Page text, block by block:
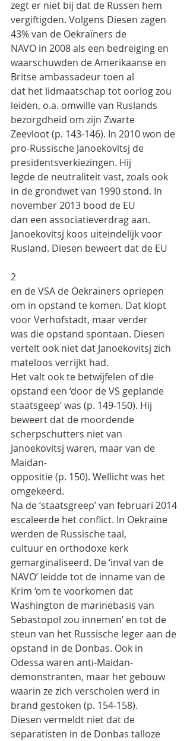
zegt er niet bij dat de Russen hem
vergiftigden. Volgens Diesen zagen
43% van de Oekraïners de
NAVO in 2008 als een bedreiging en
waarschuwden de Amerikaanse en
Britse ambassadeur toen al
dat het lidmaatschap tot oorlog zou
leiden, o.a. omwille van Ruslands
bezorgdheid om zijn Zwarte
Zeevloot (p. 143-146). In 2010 won de
pro-Russische Janoekovitsj de
presidentsverkiezingen. Hij
legde de neutraliteit vast, zoals ook
in de grondwet van 1990 stond. In
november 2013 bood de EU
dan een associatieverdrag aan.
Janoekovitsj koos uiteindelijk voor
Rusland. Diesen beweert dat de EU
2
en de VSA de Oekraïners opriepen
om in opstand te komen. Dat klopt
voor Verhofstadt, maar verder
was die opstand spontaan. Diesen
vertelt ook niet dat Janoekovitsj zich
mateloos verrijkt had.
Het valt ook te betwijfelen of die
opstand een ‘door de VS geplande
staatsgeep’ was (p. 149-150). Hij
beweert dat de moordende
scherpschutters niet van
Janoekovitsj waren, maar van de
Maidan-
oppositie (p. 150). Wellicht was het
omgekeerd.
Na de ‘staatsgreep’ van februari 2014
escaleerde het conflict. In Oekraïne
werden de Russische taal,
cultuur en orthodoxe kerk
gemarginaliseerd. De ‘inval van de
NAVO’ leidde tot de inname van de
Krim ‘om te voorkomen dat
Washington de marinebasis van
Sebastopol zou innemen’ en tot de
steun van het Russische leger aan de
opstand in de Donbas. Ook in
Odessa waren anti-Maidan-
demonstranten, maar het gebouw
waarin ze zich verscholen werd in
brand gestoken (p. 154-158).
Diesen vermeldt niet dat de
separatisten in de Donbas talloze